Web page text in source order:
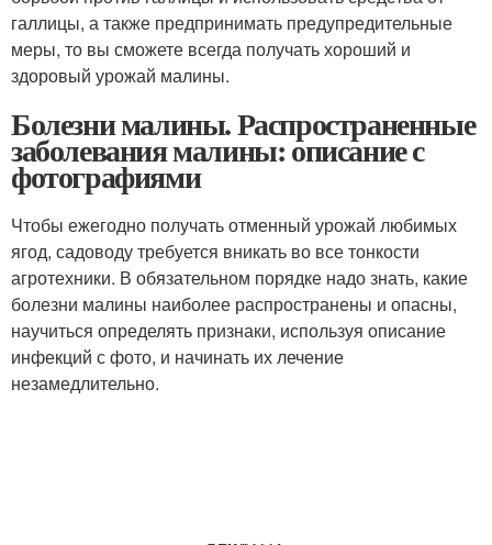
галлицы, а также предпринимать предупредительные
меры, то вы сможете всегда получать хороший и
здоровый урожай малины.
Болезни малины. Распространенные
заболевания малины: описание с
фотографиями
Чтобы ежегодно получать отменный урожай любимых
ягод, садоводу требуется вникать во все тонкости
агротехники. В обязательном порядке надо знать, какие
болезни малины наиболее распространены и опасны,
научиться определять признаки, используя описание
инфекций с фото, и начинать их лечение
незамедлительно.